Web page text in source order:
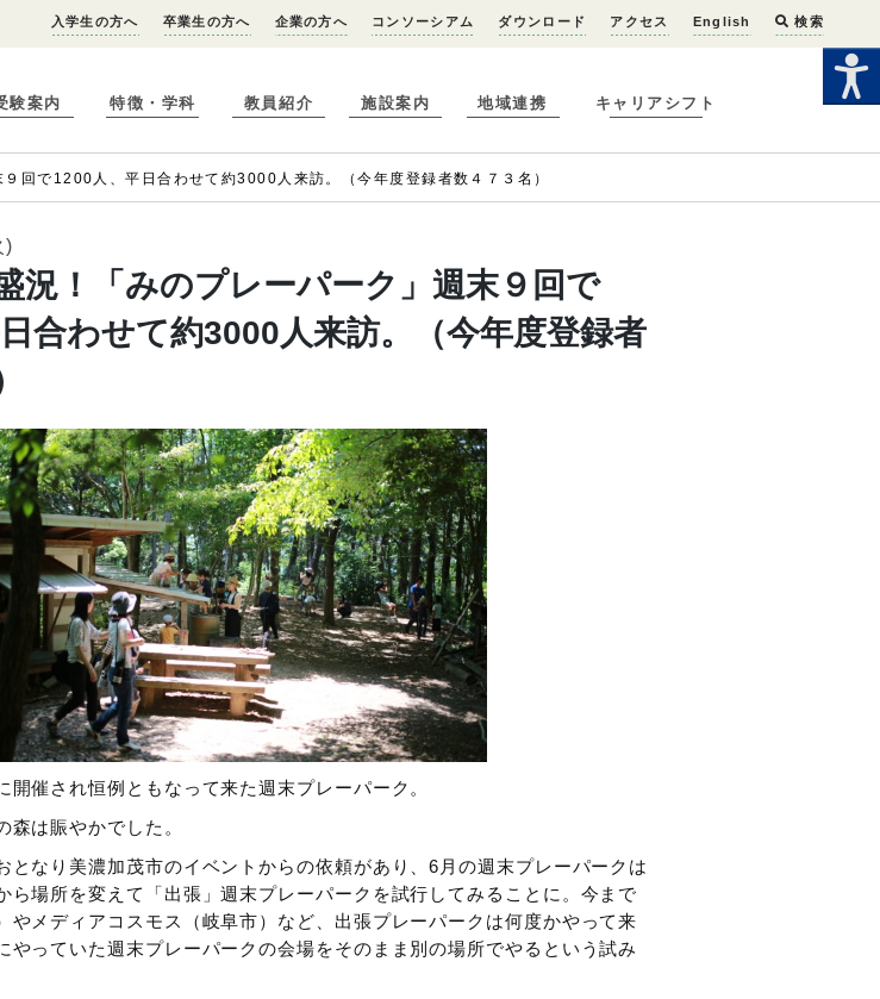
入学生の方へ 卒業生の方へ 企業の方へ コンソーシアム ダウンロード アクセス English 検索
験案内 特徴・学科 教員紹介 施設案内 地域連携 キャリアシフト
回で1200人、平日合わせて約3000人来訪。（今年度登録者数４７３名）
)
況！「みのプレーパーク」週末９回で
合わせて約3000人来訪。（今年度登録者
開催され恒例ともなって来た週末プレーパーク。
森は賑やかでした。
となり美濃加茂市のイベントからの依頼があり、6月の週末プレーパークは
ら場所を変えて「出張」週末プレーパークを試行してみることに。今まで
やメディアコスモス（岐阜市）など、出張プレーパークは何度かやって来
やっていた週末プレーパークの会場をそのまま別の場所でやるという試み